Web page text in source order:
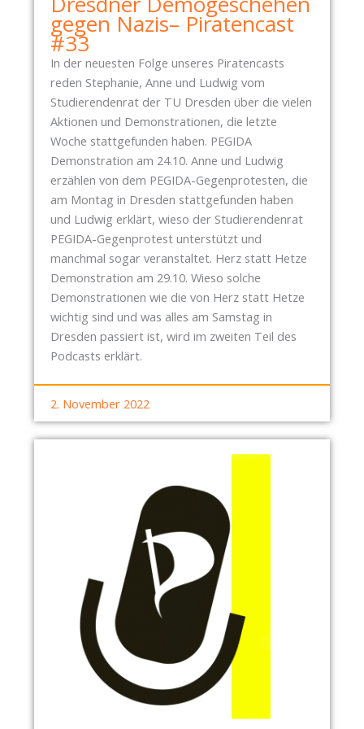
A
R
I
E
R
S
M
A
N
A
G
E
M
E
N
T
U
N
D
W
I
E
V
I
R
E
:
P
S
N
M
N
A
R
A
G
H
A
L
gegen Nazis– Piratencast
#33
In der neuesten Folge unseres Piratencasts
reden Stephanie, Anne und Ludwig vom
Studierendenrat der TU Dresden über die vielen
Aktionen und Demonstrationen, die letzte
Woche stattgefunden haben. PEGIDA
Demonstration am 24.10. Anne und Ludwig
erzählen von dem PEGIDA-Gegenprotesten, die
am Montag in Dresden stattgefunden haben
und Ludwig erklärt, wieso der Studierendenrat
PEGIDA-Gegenprotest unterstützt und
manchmal sogar veranstaltet. Herz statt Hetze
Demonstration am 29.10. Wieso solche
Demonstrationen wie die von Herz statt Hetze
wichtig sind und was alles am Samstag in
Dresden passiert ist, wird im zweiten Teil des
Podcasts erklärt.
2. November 2022